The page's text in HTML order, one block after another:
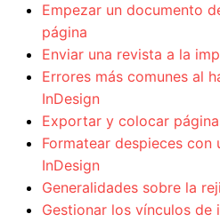
Empezar un documento
página
Enviar una revista a la
Errores más comunes al
InDesign
Exportar y colocar
Formatear despieces
InDesign
Generalidades sobre la
Gestionar los vínculos de